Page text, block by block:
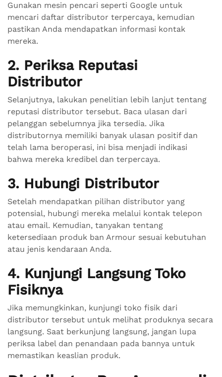
Gunakan mesin pencari seperti Google untuk
mencari daftar distributor terpercaya, kemudian
pastikan Anda mendapatkan informasi kontak
mereka.
2. Periksa Reputasi
Distributor
Selanjutnya, lakukan penelitian lebih lanjut tentang
reputasi distributor tersebut. Baca ulasan dari
pelanggan sebelumnya jika tersedia. Jika
distributornya memiliki banyak ulasan positif dan
telah lama beroperasi, ini bisa menjadi indikasi
bahwa mereka kredibel dan terpercaya.
3. Hubungi Distributor
Setelah mendapatkan pilihan distributor yang
potensial, hubungi mereka melalui kontak telepon
atau email. Kemudian, tanyakan tentang
ketersediaan produk ban Armour sesuai kebutuhan
atau jenis kendaraan Anda.
4. Kunjungi Langsung Toko
Fisiknya
Jika memungkinkan, kunjungi toko fisik dari
distributor tersebut untuk melihat produknya secara
langsung. Saat berkunjung langsung, jangan lupa
periksa label dan penandaan pada bannya untuk
memastikan keaslian produk.